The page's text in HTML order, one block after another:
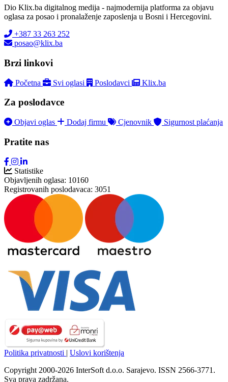
Dio Klix.ba digitalnog medija - najmodernija platforma za objavu
oglasa za posao i pronalaženje zaposlenja u Bosni i Hercegovini.
+387 33 263 252
posao@klix.ba
Brzi linkovi
Početna Svi oglasi Poslodavci Klix.ba
Za poslodavce
Objavi oglas Dodaj firmu Cjenovnik Sigurnost plaćanja
Pratite nas
Statistike
Objavljenih oglasa: 10160
Registrovanih poslodavaca: 3051
Politika privatnosti | Uslovi korištenja
Copyright 2000-2026 InterSoft d.o.o. Sarajevo. ISSN 2566-3771.
Sva prava zadržana.